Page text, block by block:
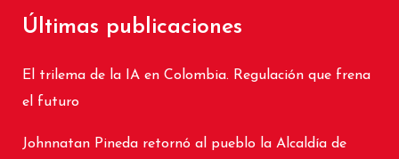
Últimas publicaciones
El trilema de la IA en Colombia. Regulación que frena
el futuro
Johnnatan Pineda retornó al pueblo la Alcaldía de